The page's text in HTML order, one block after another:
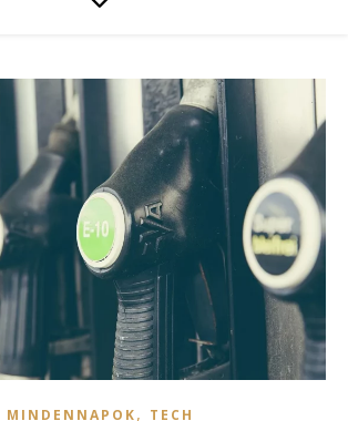
MINDENNAPOK, TECH